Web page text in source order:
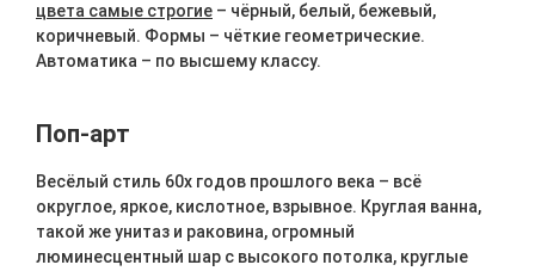
цвета самые строгие – чёрный, белый, бежевый,
коричневый. Формы – чёткие геометрические.
Автоматика – по высшему классу.
Поп-арт
Весёлый стиль 60х годов прошлого века – всё
округлое, яркое, кислотное, взрывное. Круглая ванна,
такой же унитаз и раковина, огромный
люминесцентный шар с высокого потолка, круглые